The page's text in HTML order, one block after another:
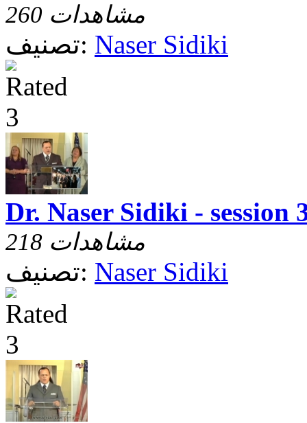
260 مشاهدات
تصنيف: Naser Sidiki
Dr. Naser Sidiki - session
218 مشاهدات
تصنيف: Naser Sidiki